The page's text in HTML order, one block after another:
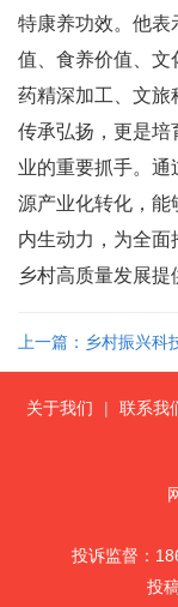
特康养功效。他表
值、食养价值、文
药精深加工、文旅
传承弘扬，更是培
业的重要抓手。通
源产业化转化，能
内生动力，为全
乡村高质量发展提
上一篇：乡村振兴科
关于我们 | 联系我
投诉监督：
投